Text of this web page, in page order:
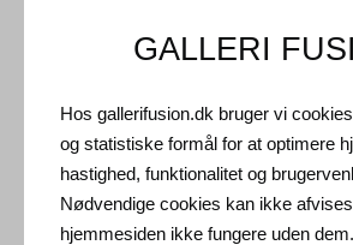
Gunleif Grube. Kulturpaven,
160 x 110 cm
36.000DKK
Jens
ca. 1990.
88.000
GALLERI
Hos gallerifusion.dk bruger vi
og statistiske formål for at optimere
hastighed, funktionalitet og
Nødvendige cookies kan ikke
hjemmesiden ikke fungere uden